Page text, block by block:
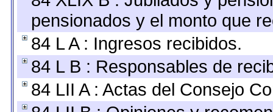
pensionados y el monto que
84 L A : Ingresos recibidos.
84 L B : Responsables de
84 LII A : Actas del Consejo